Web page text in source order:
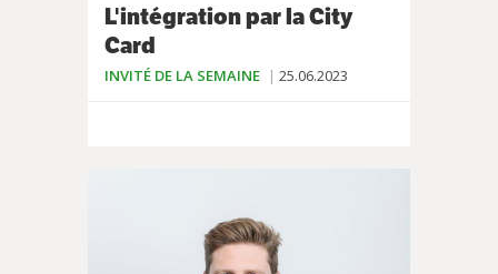
L'intégration par la City
Card
INVITÉ DE LA SEMAINE 25.06.2023